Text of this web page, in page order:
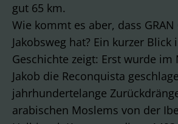
gut 65 km.
Wie kommt es aber, dass GRAN
Jakobsweg hat? Ein kurzer Blick
Geschichte zeigt: Erst wurde im
Jakob die Reconquista
jahrhundertelange
arabischen Moslems von der